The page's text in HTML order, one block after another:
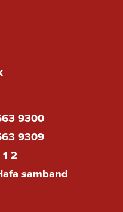
9300
9309
1 2
samband